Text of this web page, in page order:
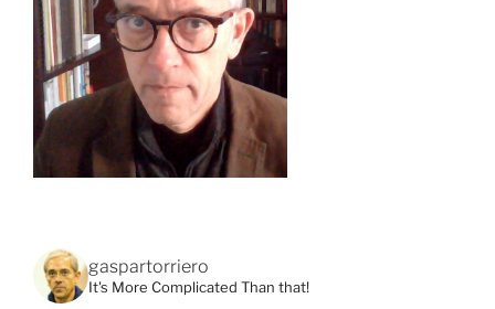
gaspartorriero
It's More Complicated Than that!